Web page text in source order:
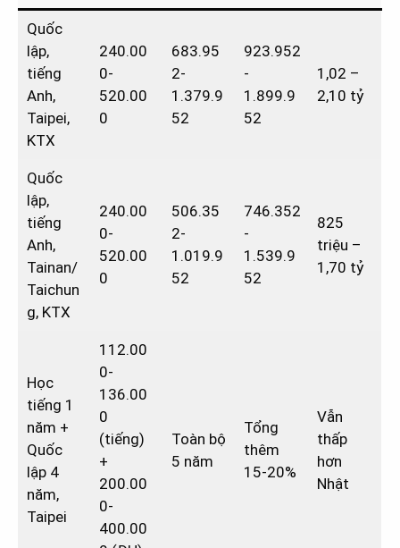
Quốc
lập,
tiếng
Anh,
Taipei,
KTX
240.00
0-
520.00
0
683.95
2-
1.379.9
52
923.952
-
1.899.9
52
1,02 –
2,10 tỷ
Quốc
lập,
tiếng
Anh,
Tainan/
Taichun
g, KTX
240.00
0-
520.00
0
506.35
2-
1.019.9
52
746.352
-
1.539.9
52
825
triệu –
1,70 tỷ
Học
tiếng 1
năm +
Quốc
lập 4
năm,
Taipei
112.00
0-
136.00
0
(tiếng)
+
200.00
0-
400.00
Toàn bộ
5 năm
Tổng
thêm
15-20%
Vẫn
thấp
hơn
Nhật